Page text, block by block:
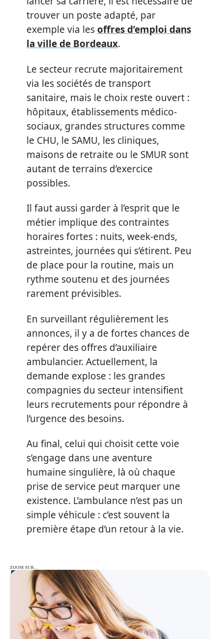
trouver un poste adapté, par
exemple via lesoffres d’emploi dans
la ville de Bordeaux.
Le secteur recrute majoritairement
via les sociétés de transport
sanitaire, mais le choix reste ouvert :
hôpitaux, établissements médico-
sociaux, grandes structures comme
le CHU, le SAMU, les cliniques,
maisons de retraite ou le SMUR sont
autant de terrains d’exercice
possibles.
Il faut aussi garder à l’esprit que le
métier implique des contraintes
horaires fortes : nuits, week-ends,
astreintes, journées qui s’étirent. Peu
de place pour la routine, mais un
rythme soutenu et des journées
rarement prévisibles.
En surveillant régulièrement les
annonces, il y a de fortes chances de
repérer des offres d’auxiliaire
ambulancier. Actuellement, la
demande explose : les grandes
compagnies du secteur intensifient
leurs recrutements pour répondre à
l’urgence des besoins.
Au final, celui qui choisit cette voie
s’engage dans une aventure
humaine singulière, là où chaque
prise de service peut marquer une
existence. L’ambulance n’est pas un
simple véhicule : c’est souvent la
première étape d’un retour à la vie.
ZOOM SUR…
ZOOM SUR…